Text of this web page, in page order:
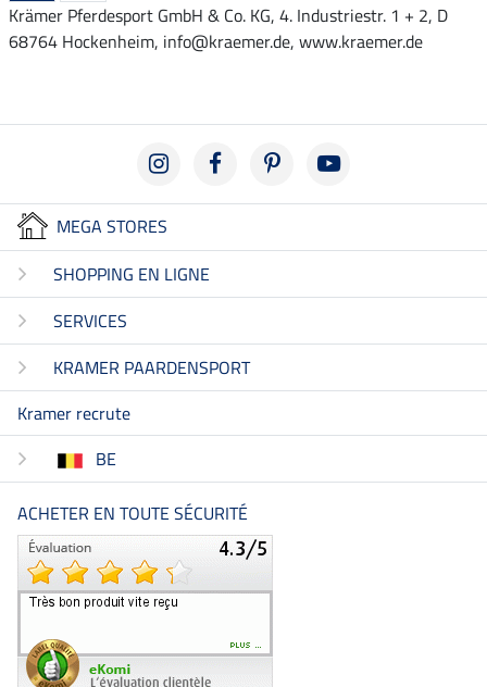
Krämer Pferdesport GmbH & Co. KG, 4. Industriestr. 1 + 2, D
68764 Hockenheim, info@kraemer.de, www.kraemer.de
MEGA STORES
SHOPPING EN LIGNE
SERVICES
KRAMER PAARDENSPORT
Kramer recrute
BE
ACHETER EN TOUTE SÉCURITÉ